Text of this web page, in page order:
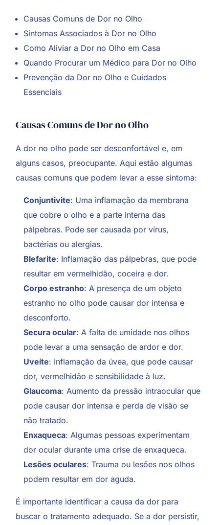
Causas Comuns de Dor no Olho
Sintomas Associados à Dor no Olho
Como Aliviar a Dor no Olho em Casa
Quando Procurar um Médico para Dor no Olho
Prevenção da Dor no Olho e Cuidados
Essenciais
Causas Comuns de Dor no Olho
A dor no olho pode ser desconfortável e, em
alguns casos, preocupante. Aqui estão algumas
causas comuns que podem levar a esse sintoma:
Conjuntivite: Uma inflamação da membrana
que cobre o olho e a parte interna das
pálpebras. Pode ser causada por vírus,
bactérias ou alergias.
Blefarite: Inflamação das pálpebras, que pode
resultar em vermelhidão, coceira e dor.
Corpo estranho: A presença de um objeto
estranho no olho pode causar dor intensa e
desconforto.
Secura ocular: A falta de umidade nos olhos
pode levar a uma sensação de ardor e dor.
Uveíte: Inflamação da úvea, que pode causar
dor, vermelhidão e sensibilidade à luz.
Glaucoma: Aumento da pressão intraocular que
pode causar dor intensa e perda de visão se
não tratado.
Enxaqueca: Algumas pessoas experimentam
dor ocular durante uma crise de enxaqueca.
Lesões oculares: Trauma ou lesões nos olhos
podem resultar em dor aguda.
É importante identificar a causa da dor para
buscar o tratamento adequado. Se a dor persistir,